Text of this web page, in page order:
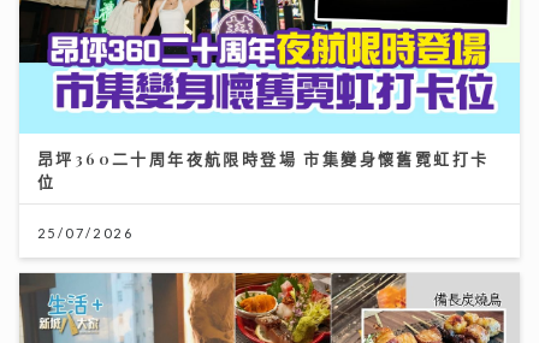
昂坪360二十周年夜航限時登場 市集變身懷舊霓虹打卡
位
25/07/2026